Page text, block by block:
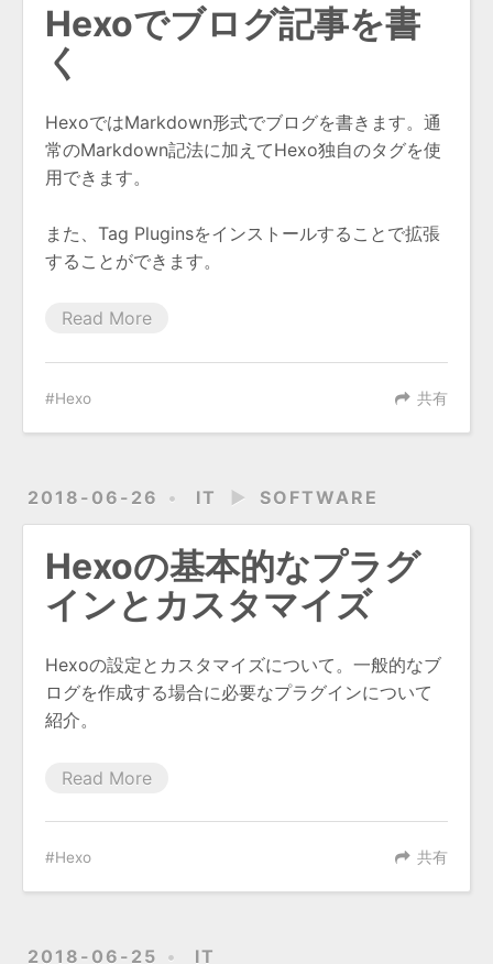
Hexoでブログ記事を書
く
HexoではMarkdown形式でブログを書きます。通
常のMarkdown記法に加えてHexo独自のタグを使
用できます。
また、Tag Pluginsをインストールすることで拡張
することができます。
Read More
共有
Hexo
2018-06-26 IT ► SOFTWARE
Hexoの基本的なプラグ
インとカスタマイズ
Hexoの設定とカスタマイズについて。一般的なブ
ログを作成する場合に必要なプラグインについて
紹介。
Read More
共有
Hexo
2018-06-25 IT